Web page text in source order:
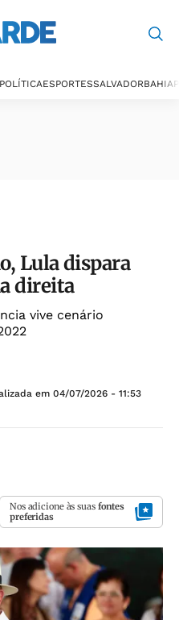
POLÍTICAESPORTESSALVADORBAHIA
Lula dispara
direita
vive cenário
em 04/07/2026 - 11:53
Nos adicione às suas fontes
preferidas